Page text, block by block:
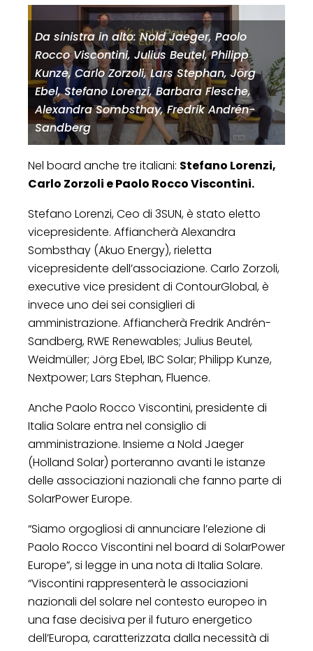
Da sinistra in alto: Nold Jaeger, Paolo
Rocco Viscontini, Julius Beutel, Philipp
Kunze, Carlo Zorzoli, Lars Stephan, Jörg
Ebel, Stefano Lorenzi, Barbara Flesche,
Alexandra Sombsthay, Fredrik Andrén-
Sandberg
Nel board anche tre italiani: Stefano Lorenzi,
Carlo Zorzoli e Paolo Rocco Viscontini.
Stefano Lorenzi, Ceo di 3SUN, è stato eletto
vicepresidente. Affiancherà Alexandra
Sombsthay (Akuo Energy), rieletta
vicepresidente dell’associazione. Carlo Zorzoli,
executive vice president di ContourGlobal, è
invece uno dei sei consiglieri di
amministrazione. Affiancherà Fredrik Andrén-
Sandberg, RWE Renewables; Julius Beutel,
Weidmüller; Jörg Ebel, IBC Solar; Philipp Kunze,
Nextpower; Lars Stephan, Fluence.
Anche Paolo Rocco Viscontini, presidente di
Italia Solare entra nel consiglio di
amministrazione. Insieme a Nold Jaeger
(Holland Solar) porteranno avanti le istanze
delle associazioni nazionali che fanno parte di
SolarPower Europe.
“Siamo orgogliosi di annunciare l’elezione di
Paolo Rocco Viscontini nel board di SolarPower
Europe”, si legge in una nota di Italia Solare.
“Viscontini rappresenterà le associazioni
nazionali del solare nel contesto europeo in
una fase decisiva per il futuro energetico
dell’Europa, caratterizzata dalla necessità di